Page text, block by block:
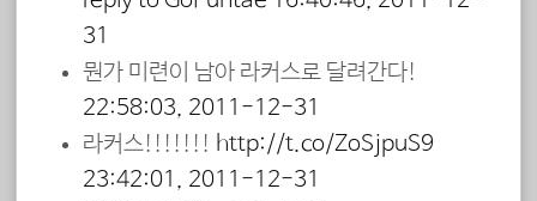
31
뭔가 미련이 남아 라커스로 달려간다!
22:58:03, 2011-12-31
라커스!!!!!!! http://t.co/ZoSjpuS9
23:42:01, 2011-12-31